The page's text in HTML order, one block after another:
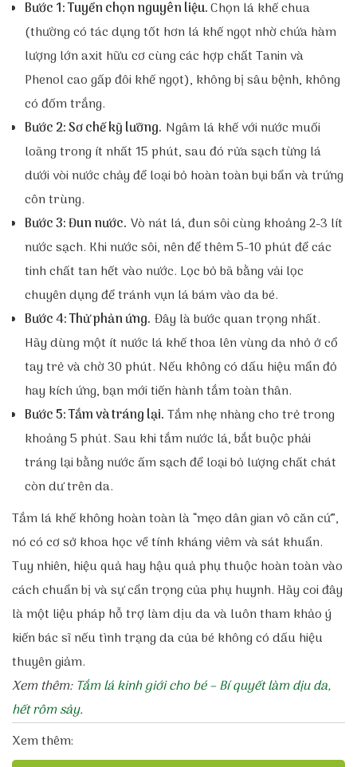
Bước 1: Tuyển chọn nguyên liệu.Chọn lá khế chua
(thường có tác dụng tốt hơn lá khế ngọtnhờ chứa hàm
lượng lớn axit hữu cơ cùng các hợp chất Tanin và
Phenol cao gấp đôi khế ngọt), không bị sâu bệnh, không
có đốm trắng.
Bước 2: Sơ chế kỹ lưỡng. Ngâm lá khế với nước muối
loãng trong ít nhất 15 phút, sau đó rửa sạch từng lá
dưới vòi nước chảy để loại bỏ hoàn toàn bụi bẩn và trứng
côn trùng.
Bước 3: Đun nước. Vò nát lá, đun sôi cùng khoảng 2-3 lít
nước sạch. Khi nước sôi, nên để thêm 5-10 phút để các
tinh chất tan hết vào nước. Lọc bỏ bã bằng vải lọc
chuyên dụng để tránh vụn lá bám vào da bé.
Bước 4: Thử phản ứng. Đây là bước quan trọng nhất.
Hãy dùng một ít nước lá khế thoa lên vùng da nhỏ ở cổ
tay trẻ và chờ 30 phút. Nếu không có dấu hiệu mẩn đỏ
hay kích ứng, bạn mới tiến hành tắm toàn thân.
Bước 5: Tắm và tráng lại.Tắm nhẹ nhàng cho trẻ trong
khoảng 5 phút. Sau khi tắm nước lá, bắt buộc phải
tráng lại bằng nước ấm sạch để loại bỏ lượng chất chát
còn dư trên da.
Tắm lá khế không hoàn toàn là “mẹo dân gian vô căn cứ”,
nó có cơ sở khoa học về tính kháng viêm và sát khuẩn.
Tuy nhiên, hiệu quả hay hậu quả phụ thuộc hoàn toàn vào
cách chuẩn bị và sự cẩn trọng của phụ huynh. Hãy coi đây
là một liệu pháp hỗ trợ làm dịu da và luôn tham khảo ý
kiến bác sĩ nếu tình trạng da của bé không có dấu hiệu
thuyên giảm.
Xem thêm: Tắm lá kinh giới cho bé – Bí quyết làm dịu da,
hết rôm sảy.
Xem thêm: